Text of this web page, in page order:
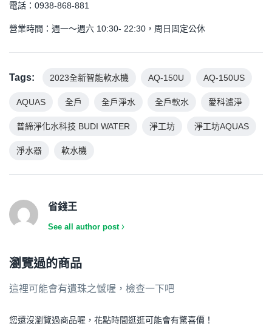
電話：0938-868-881
營業時間：週一～週六 10:30- 22:30，周日固定公休
Tags: 2023全新智能軟水機 AQ-150U AQ-150US
AQUAS 全戶 全戶淨水 全戶軟水 愛科濾淨
普締淨化水科技 BUDI WATER 淨工坊 淨工坊AQUAS
淨水器 軟水機
省錢王
See all author post
瀏覽過的商品
這裡可能會有遺珠之憾喔，檢查一下吧
您還沒瀏覽過商品喔，花點時間逛逛可能會有驚喜價！